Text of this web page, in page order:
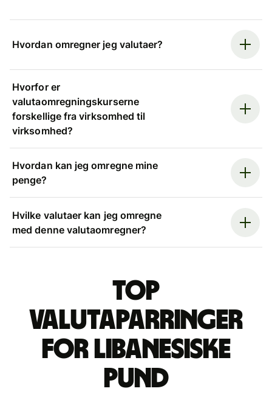
Hvordan omregner jeg valutaer?
Hvorfor er
valutaomregningskurserne
forskellige fra virksomhed til
virksomhed?
Hvordan kan jeg omregne mine
penge?
Hvilke valutaer kan jeg omregne
med denne valutaomregner?
Top
valutaparringer
for libanesiske
pund